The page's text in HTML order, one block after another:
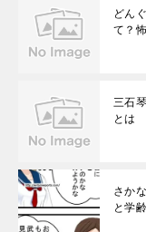
どん
て？
三石
とは
さか
と学